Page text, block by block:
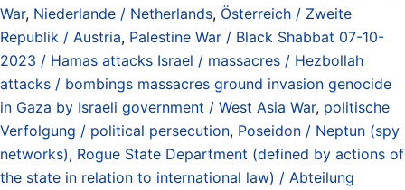
War, Niederlande / Netherlands, Österreich / Zweite
Republik / Austria, Palestine War / Black Shabbat 07-10-
2023 / Hamas attacks Israel / massacres / Hezbollah
attacks / bombings massacres ground invasion genocide
in Gaza by Israeli government / West Asia War, politische
Verfolgung / political persecution, Poseidon / Neptun (spy
networks), Rogue State Department (defined by actions of
the state in relation to international law) / Abteilung